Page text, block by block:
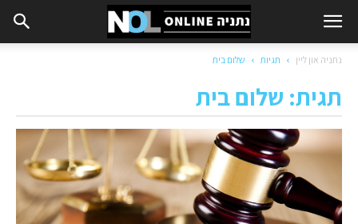
נתניה און ליין תגיות שלום בית
תגית: שלום בית